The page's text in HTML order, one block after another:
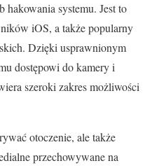
hakowania systemu. Jest to
iOS, a także popularny
Dzięki usprawnionym
dostępowi do kamery i
szeroki zakres możliwości
otoczenie, ale także
przechowywane na